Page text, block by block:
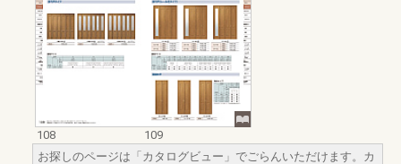
108
109
お探しのページは「カタログビュー」でごらんいただけます。カ